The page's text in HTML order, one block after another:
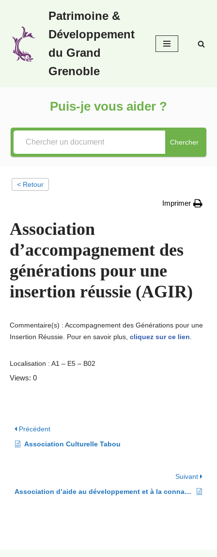
au
contenu
Patrimoine &
Développement
du Grand
Grenoble
Puis-je vous aider ?
Chercher
< Retour
Imprimer
Association
d’accompagnement des
générations pour une
insertion réussie (AGIR)
Commentaire(s) : Accompagnement des Générations pour une
Insertion Réussie. Pour en savoir plus, cliquez sur ce lien
Localisation : A1 – E5 – B02
Views: 0
Précédent
Association Culturelle Tabou
Suivant
Association d’aide au développement et à la connaissance de l’art et de la culture de pays et sociétés peu connus